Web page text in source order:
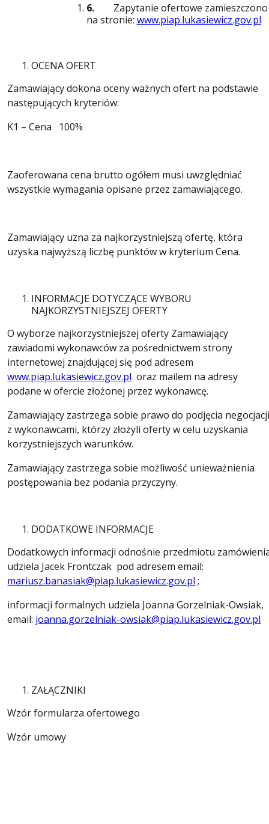
6. Zapytanie ofertowe zamieszczono
na stronie: www.piap.lukasiewicz.gov.pl
OCENA OFERT
Zamawiający dokona oceny ważnych ofert na podstawie
następujących kryteriów:
K1 – Cena 100%
Zaoferowana cena brutto ogółem musi uwzględniać
wszystkie wymagania opisane przez zamawiającego.
Zamawiający uzna za najkorzystniejszą ofertę, która
uzyska najwyższą liczbę punktów w kryterium Cena.
INFORMACJE DOTYCZĄCE WYBORU
NAJKORZYSTNIEJSZEJ OFERTY
O wyborze najkorzystniejszej oferty Zamawiający
zawiadomi wykonawców za pośrednictwem strony
internetowej znajdującej się pod adresem
www.piap.lukasiewicz.gov.pl oraz mailem na adresy
podane w ofercie złożonej przez wykonawcę.
Zamawiający zastrzega sobie prawo do podjęcia
z wykonawcami, którzy złożyli oferty w celu uzyskania
korzystniejszych warunków.
Zamawiający zastrzega sobie możliwość unieważnienia
postępowania bez podania przyczyny.
DODATKOWE INFORMACJE
Dodatkowych informacji odnośnie przedmiotu
udziela Jacek Frontczak pod adresem email:
mariusz.banasiak@piap.lukasiewicz.gov.pl ;
informacji formalnych udziela Joanna Gorzelniak-Owsiak,
email: joanna.gorzelniak-owsiak@piap.lukasiewicz.gov.pl
ZAŁĄCZNIKI
Wzór formularza ofertowego
Wzór umowy